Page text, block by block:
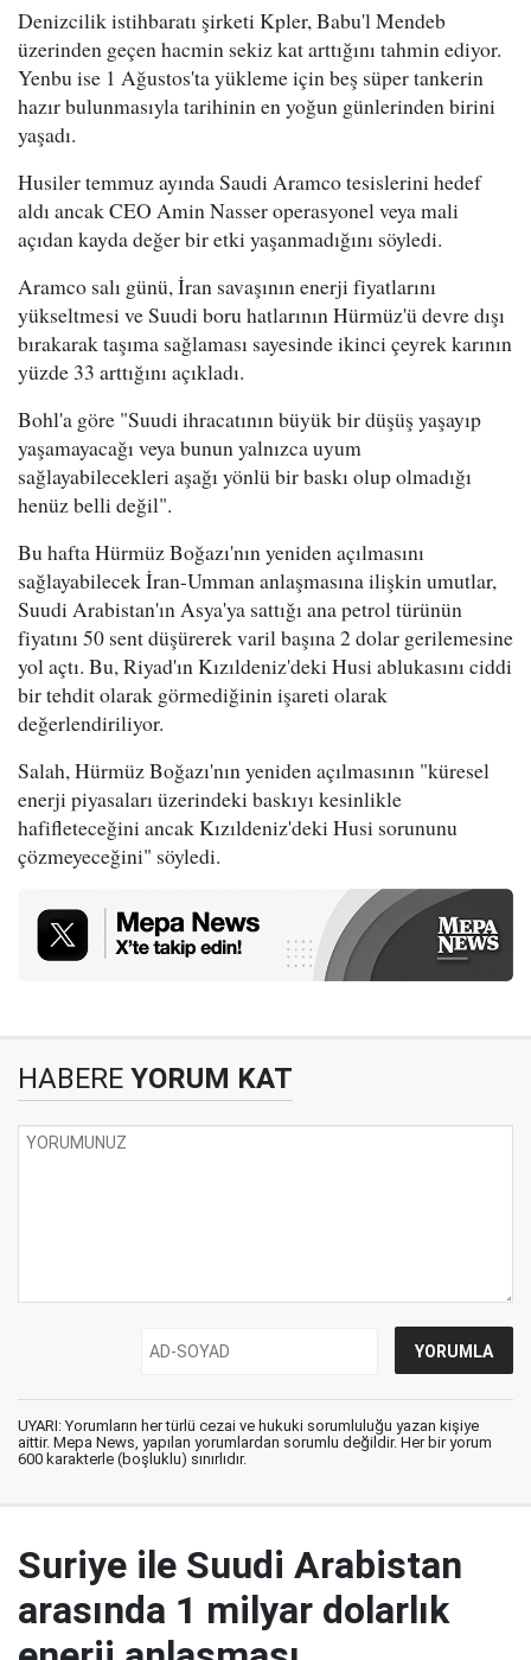
Denizcilik istihbaratı şirketi Kpler, Babu'l Mendeb
üzerinden geçen hacmin sekiz kat arttığını tahmin ediyor.
Yenbu ise 1 Ağustos'ta yükleme için beş süper tankerin
hazır bulunmasıyla tarihinin en yoğun günlerinden birini
yaşadı.
Husiler temmuz ayında Saudi Aramco tesislerini hedef
aldı ancak CEO Amin Nasser operasyonel veya mali
açıdan kayda değer bir etki yaşanmadığını söyledi.
Aramco salı günü, İran savaşının enerji fiyatlarını
yükseltmesi ve Suudi boru hatlarının Hürmüz'ü devre dışı
bırakarak taşıma sağlaması sayesinde ikinci çeyrek karının
yüzde 33 arttığını açıkladı.
Bohl'a göre "Suudi ihracatının büyük bir düşüş yaşayıp
yaşamayacağı veya bunun yalnızca uyum
sağlayabilecekleri aşağı yönlü bir baskı olup olmadığı
henüz belli değil".
Bu hafta Hürmüz Boğazı'nın yeniden açılmasını
sağlayabilecek İran-Umman anlaşmasına ilişkin umutlar,
Suudi Arabistan'ın Asya'ya sattığı ana petrol türünün
fiyatını 50 sent düşürerek varil başına 2 dolar gerilemesine
yol açtı. Bu, Riyad'ın Kızıldeniz'deki Husi ablukasını ciddi
bir tehdit olarak görmediğinin işareti olarak
değerlendiriliyor.
Salah, Hürmüz Boğazı'nın yeniden açılmasının "küresel
enerji piyasaları üzerindeki baskıyı kesinlikle
hafifleteceğini ancak Kızıldeniz'deki Husi sorununu
çözmeyeceğini" söyledi.
HABERE YORUM KAT
UYARI: Yorumların her türlü cezai ve hukuki sorumluluğu yazan kişiye
aittir. Mepa News, yapılan yorumlardan sorumlu değildir. Her bir yorum
600 karakterle (boşluklu) sınırlıdır.
Suriye ile Suudi Arabistan
arasında 1 milyar dolarlık